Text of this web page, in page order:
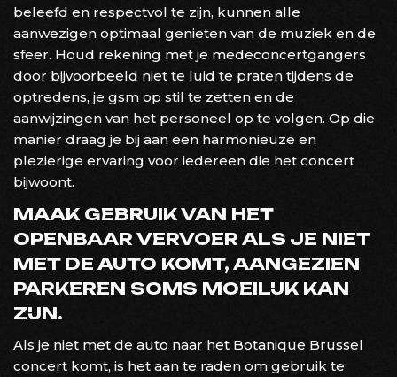
beleefd en respectvol te zijn, kunnen alle
aanwezigen optimaal genieten van de muziek en de
sfeer. Houd rekening met je medeconcertgangers
door bijvoorbeeld niet te luid te praten tijdens de
optredens, je gsm op stil te zetten en de
aanwijzingen van het personeel op te volgen. Op die
manier draag je bij aan een harmonieuze en
plezierige ervaring voor iedereen die het concert
bijwoont.
MAAK GEBRUIK VAN HET
OPENBAAR VERVOER ALS JE NIET
MET DE AUTO KOMT, AANGEZIEN
PARKEREN SOMS MOEILIJK KAN
ZIJN.
Als je niet met de auto naar het Botanique Brussel
concert komt, is het aan te raden om gebruik te